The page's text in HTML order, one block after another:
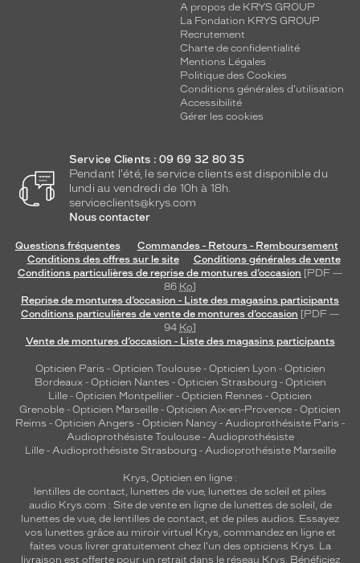
A propos de KRYS GROUP
La Fondation KRYS GROUP
Recrutement
Charte de confidentialité
Mentions Légales
Politique des Cookies
Conditions générales d'utilisation
Accessibilité
Gérer les cookies
Service Clients : 09 69 32 80 35
Pendant l'été, le service clients est disponible du
lundi au vendredi de 10h à 18h.
serviceclients@krys.com
Nous contacter
Questions fréquentes
Commandes - Retours - Remboursement
Conditions des offres sur le site
Conditions générales de vente
Conditions particulières de reprise de montures d’occasion [PDF —
86 Ko]
Reprise de montures d’occasion - Liste des magasins participants
Conditions particulières de vente de montures d’occasion [PDF —
94 Ko]
Vente de montures d’occasion - Liste des magasins participants
Opticien Paris - Opticien Toulouse- Opticien Lyon - Opticien
Bordeaux- Opticien Nantes - Opticien Strasbourg - Opticien
Lille - Opticien Montpellier - Opticien Rennes - Opticien
Grenoble - Opticien Marseille - Opticien Aix-en-Provence - Opticien
Reims - Opticien Angers - Opticien Nancy - Audioprothésiste Paris -
Audioprothésiste Toulouse- Audioprothésiste
Lille- Audioprothésiste Strasbourg - Audioprothésiste Marseille
Krys, Opticien en ligne :
lentilles de contact lunettes de vue, lunettes de soleil et piles
audio Krys.com : Site de vente en ligne de lunettes de soleil, de
lunettes de vue, de lentilles de contact , et de piles audios. Essayez
vos lunettes grâce au miroir virtuel Krys, commandez en ligne et
faites vous livrer gratuitement chez l'un des opticiens Krys. La
livraison est offerte pour un retrait dans le réseau Krys. Bénéficiez